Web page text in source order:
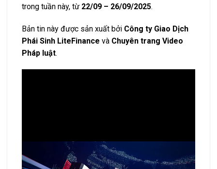
trong tuần này, từ 22/09 – 26/09/2025.
Bản tin này được sản xuất bởi Công ty Giao Dịch
Phái Sinh LiteFinance và Chuyên trang Video
Pháp luật.